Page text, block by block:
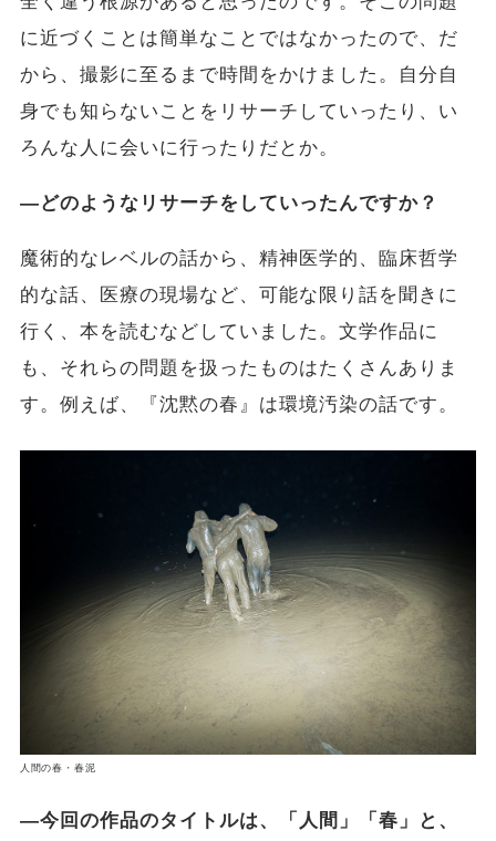
に近づくことは簡単なことではなかったので、だ
から、撮影に至るまで時間をかけました。自分自
身でも知らないことをリサーチしていったり、い
ろんな人に会いに行ったりだとか。
―どのようなリサーチをしていったんですか？
魔術的なレベルの話から、精神医学的、臨床哲学
的な話、医療の現場など、可能な限り話を聞きに
行く、本を読むなどしていました。文学作品に
も、それらの問題を扱ったものはたくさんありま
す。例えば、『沈黙の春』は環境汚染の話です。
人間の春・春泥
―今回の作品のタイトルは、「人間」「春」と、